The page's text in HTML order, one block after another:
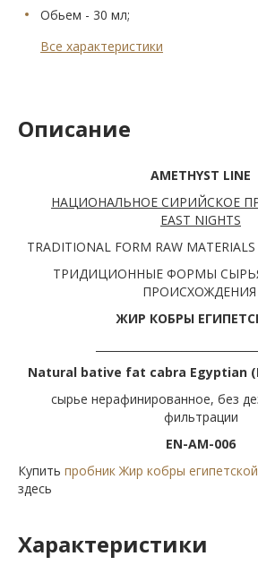
Обьем - 30 мл;
Все характеристики
Описание
AMETHYST LINE
НАЦИОНАЛЬНОЕ СИРИЙСКОЕ
EAST NIGHTS
TRADITIONAL FORM RAW
ТРИДИЦИОННЫЕ ФОРМЫ
ПРОИСХОЖДЕНИЯ
ЖИР КОБРЫ
Natural bative fat cabra Egyptian
сырье нерафинированное, без
фильтрации
EN-AM-006
Купить пробник Жир кобры
здесь
Характеристики